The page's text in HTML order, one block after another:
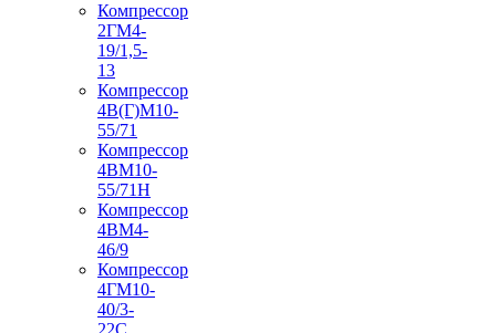
Компрессор
2ГМ4-
19/1,5-
13
Компрессор
4В(Г)М10-
55/71
Компрессор
4ВМ10-
55/71Н
Компрессор
4ВМ4-
46/9
Компрессор
4ГМ10-
40/3-
22С